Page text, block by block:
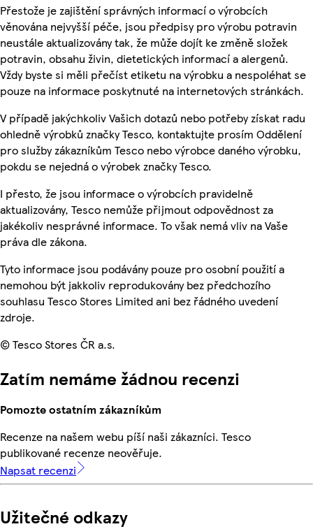
Přestože je zajištění správných informací o výrobcích
věnována nejvyšší péče, jsou předpisy pro výrobu potravin
neustále aktualizovány tak, že může dojít ke změně složek
potravin, obsahu živin, dietetických informací a alergenů.
Vždy byste si měli přečíst etiketu na výrobku a nespoléhat se
pouze na informace poskytnuté na internetových stránkách.
V případě jakýchkoliv Vašich dotazů nebo potřeby získat radu
ohledně výrobků značky Tesco, kontaktujte prosím Oddělení
pro služby zákazníkům Tesco nebo výrobce daného výrobku,
pokdu se nejedná o výrobek značky Tesco.
I přesto, že jsou informace o výrobcích pravidelně
aktualizovány, Tesco nemůže přijmout odpovědnost za
jakékoliv nesprávné informace. To však nemá vliv na Vaše
práva dle zákona.
Tyto informace jsou podávány pouze pro osobní použití a
nemohou být jakkoliv reprodukovány bez předchozího
souhlasu Tesco Stores Limited ani bez řádného uvedení
zdroje.
© Tesco Stores ČR a.s.
Zatím nemáme žádnou recenzi
Pomozte ostatním zákazníkům
Recenze na našem webu píší naši zákazníci. Tesco
publikované recenze neověřuje.
Napsat recenzi
Užitečné odkazy